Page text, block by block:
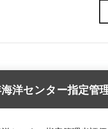
洋センター指定管